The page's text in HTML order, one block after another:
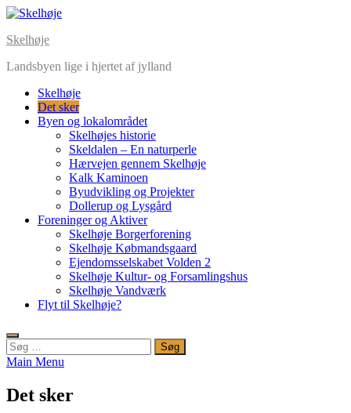
Skip
content
Skelhøje
Landsbyen lige i hjertet af jylland
Skelhøje
Det sker
Byen og lokalområdet
Skelhøjes historie
Skeldalen – En naturperle
Hærvejen gennem Skelhøje
Kalk Kaminoen
Byudvikling og Projekter
Dollerup og Lysgård
Foreninger og Aktiver
Skelhøje Borgerforening
Skelhøje Købmandsgaard
Ejendomsselskabet Volden 2
Skelhøje Kultur- og Forsamlingshus
Skelhøje Vandværk
Flyt til Skelhøje?
Søg
efter:
Main Menu
Det sker